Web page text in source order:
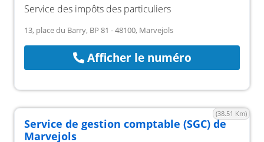
Service des impôts des particuliers
13, place du Barry, BP 81 - 48100, Marvejols
Afficher le numéro
(38.51 Km)
Service de gestion comptable (SGC) de
Marvejols